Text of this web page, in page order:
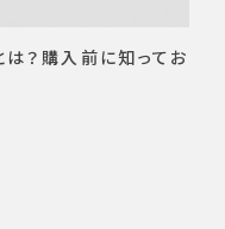
は？購入前に知ってお